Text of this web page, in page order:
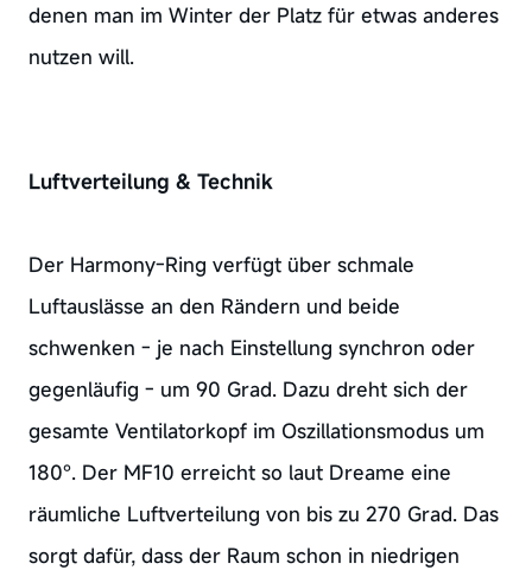
denen man im Winter der Platz für etwas anderes
nutzen will.
Luftverteilung & Technik
Der Harmony-Ring verfügt über schmale
Luftauslässe an den Rändern und beide
schwenken - je nach Einstellung synchron oder
gegenläufig - um 90 Grad. Dazu dreht sich der
gesamte Ventilatorkopf im Oszillationsmodus um
180°. Der MF10 erreicht so laut Dreame eine
räumliche Luftverteilung von bis zu 270 Grad. Das
sorgt dafür, dass der Raum schon in niedrigen